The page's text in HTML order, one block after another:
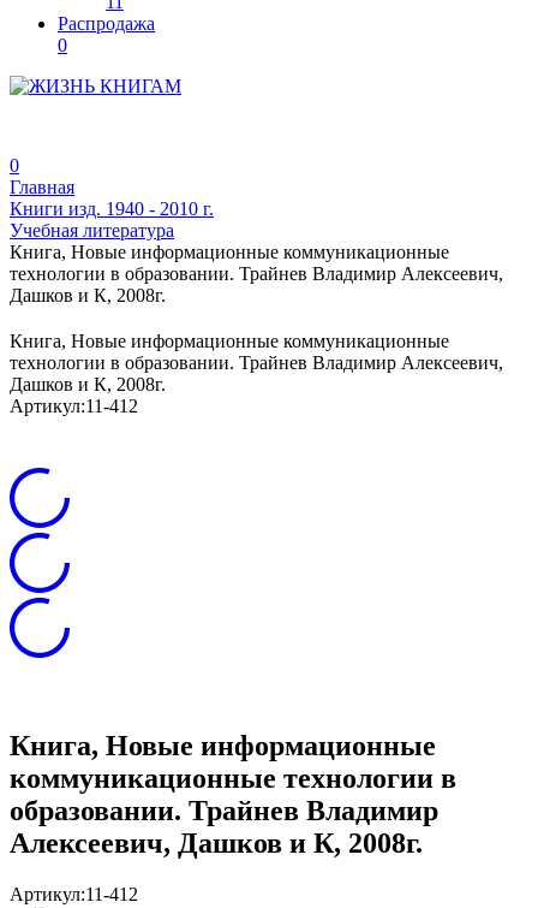
Распродажа
0
0
Главная
Книги изд. 1940 - 2010 г.
Учебная литература
Книга, Новые информационные коммуникационные
технологии в образовании. Трайнев Владимир Алексеевич,
Дашков и К, 2008г.
Книга, Новые информационные коммуникационные
технологии в образовании. Трайнев Владимир Алексеевич,
Дашков и К, 2008г.
Артикул:11-412
Книга, Новые информационные
коммуникационные технологии в
образовании. Трайнев Владимир
Алексеевич, Дашков и К, 2008г.
Артикул:11-412